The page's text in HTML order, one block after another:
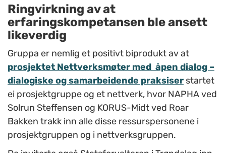
Ringvirkning av at
erfaringskompetansen ble ansett
likeverdig
Gruppa er nemlig et positivt biprodukt av at
prosjektet Nettverksmøter med åpen dialog –
dialogiske og samarbeidende praksiser startet
ei prosjektgruppe og et nettverk, hvor NAPHA ved
Solrun Steffensen og KORUS-Midt ved Roar
Bakken trakk inn alle disse ressurspersonene i
prosjektgruppen og i nettverksgruppen.